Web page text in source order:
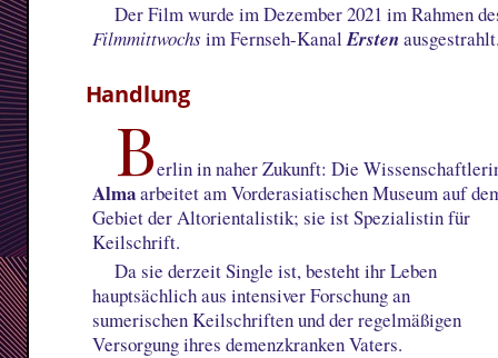
Der Film wurde im Dezember 2021 im Rahmen
Filmmittwochsim Fernseh-KanalErsten
Handlung
Berlin in naher Zukunft: Die
Almaarbeitet am Vorderasiatischen Museum auf
Gebiet der Altorientalistik; sie ist Spezialistin für
Keilschrift.
Da sie derzeit Single ist, besteht ihr Leben
hauptsächlich aus intensiver Forschung an
sumerischen Keilschriften und der regelmäßigen
Versorgung ihres demenzkranken Vaters.